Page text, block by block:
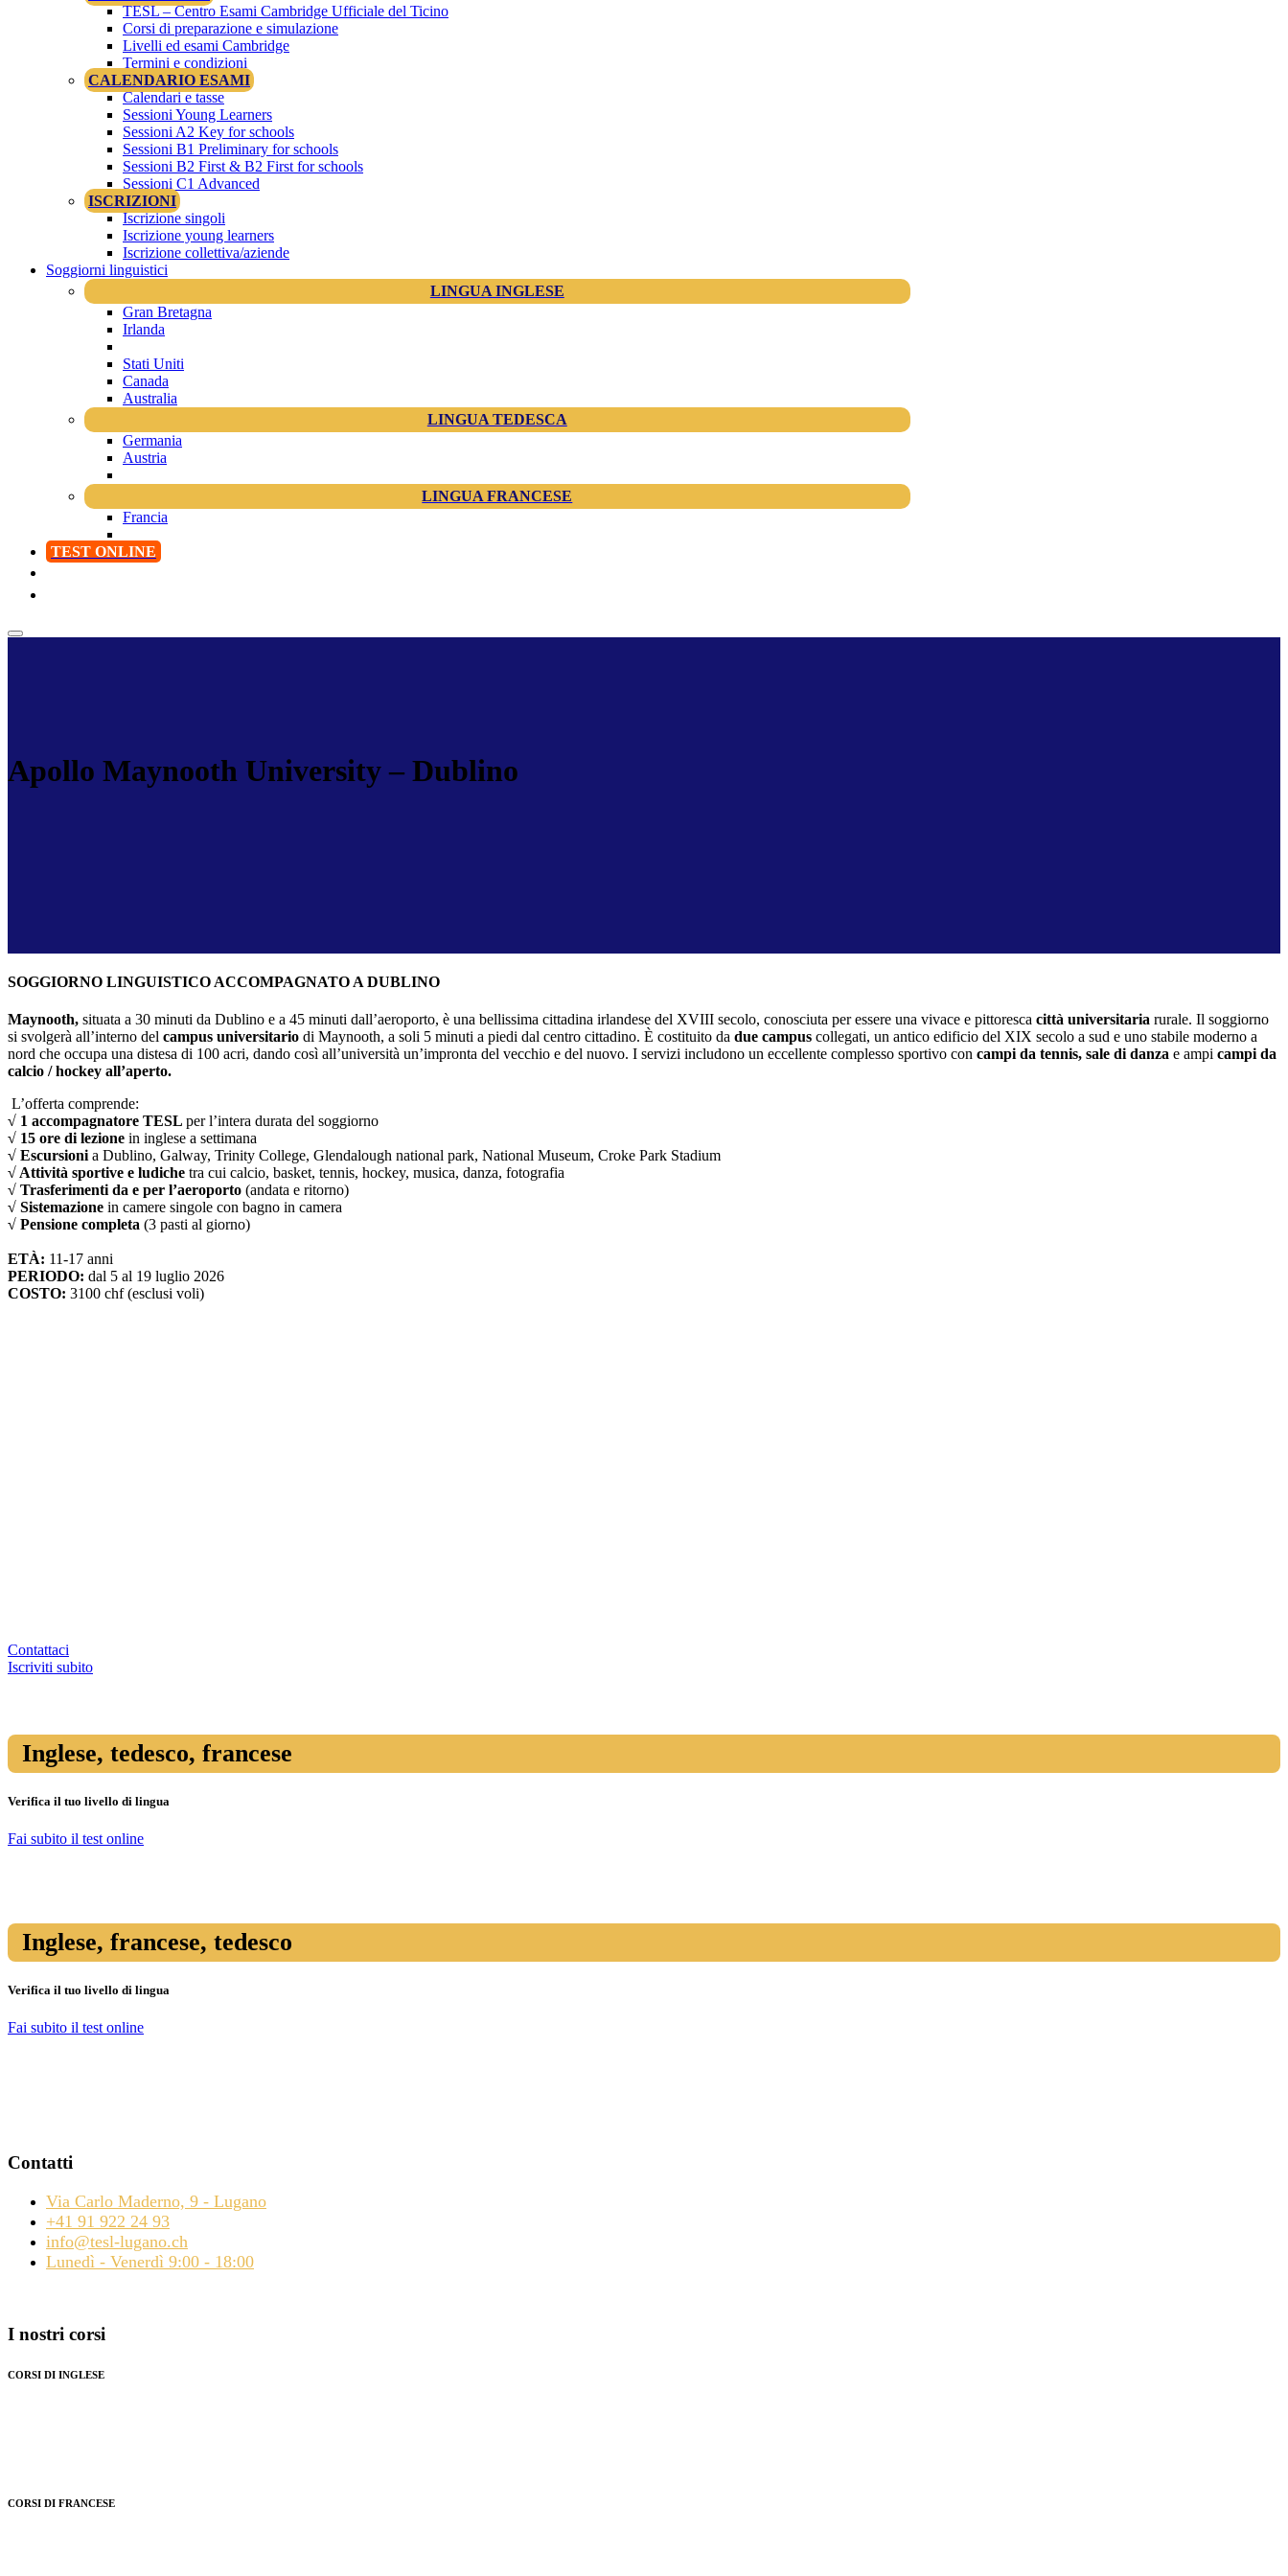
TESL – Centro Esami Cambridge Ufficiale del Ticino
Corsi di preparazione e simulazione
Livelli ed esami Cambridge
Termini e condizioni
CALENDARIO ESAMI
Calendari e tasse
Sessioni Young Learners
Sessioni A2 Key for schools
Sessioni B1 Preliminary for schools
Sessioni B2 First & B2 First for schools
Sessioni C1 Advanced
ISCRIZIONI
Iscrizione singoli
Iscrizione young learners
Iscrizione collettiva/aziende
Soggiorni linguistici
LINGUA INGLESE
Gran Bretagna
Irlanda
Stati Uniti
Canada
Australia
LINGUA TEDESCA
Germania
Austria
LINGUA FRANCESE
Francia
TEST ONLINE
Apollo Maynooth University – Dublino
SOGGIORNO LINGUISTICO ACCOMPAGNATO A DUBLINO
Maynooth, situata a 30 minuti da Dublino e a 45 minuti dall’aeroporto, è una bellissima cittadina irlandese del XVIII secolo, conosciuta per essere una vivace e pittoresca città universitaria rurale. Il soggiorno
si svolgerà all’interno del campus universitario di Maynooth, a soli 5 minuti a piedi dal centro cittadino. È costituito da due campus collegati, un antico edificio del XIX secolo a sud e uno stabile moderno a
nord che occupa una distesa di 100 acri, dando così all’università un’impronta del vecchio e del nuovo. I servizi includono un eccellente complesso sportivo con campi da tennis, sale di danza e ampi campi da
calcio / hockey all’aperto.
L’offerta comprende:
√ 1 accompagnatore TESL per l’intera durata del soggiorno
√ 15 ore di lezione in inglese a settimana
√ Escursioni a Dublino, Galway, Trinity College, Glendalough national park, National Museum, Croke Park Stadium
√ Attività sportive e ludiche tra cui calcio, basket, tennis, hockey, musica, danza, fotografia
√ Trasferimenti da e per l’aeroporto (andata e ritorno)
√ Sistemazione in camere singole con bagno in camera
√ Pensione completa (3 pasti al giorno)
ETÀ: 11-17 anni
PERIODO: dal 5 al 19 luglio 2026
COSTO: 3100 chf (esclusi voli)
Contattaci
Iscriviti subito
Inglese, tedesco, francese
Verifica il tuo livello di lingua
Fai subito il test online
Inglese, francese, tedesco
Verifica il tuo livello di lingua
Fai subito il test online
Contatti
Via Carlo Maderno, 9 - Lugano
+41 91 922 24 93
info@tesl-lugano.ch
Lunedì - Venerdì 9:00 - 18:00
I nostri corsi
CORSI DI INGLESE
CORSI DI FRANCESE